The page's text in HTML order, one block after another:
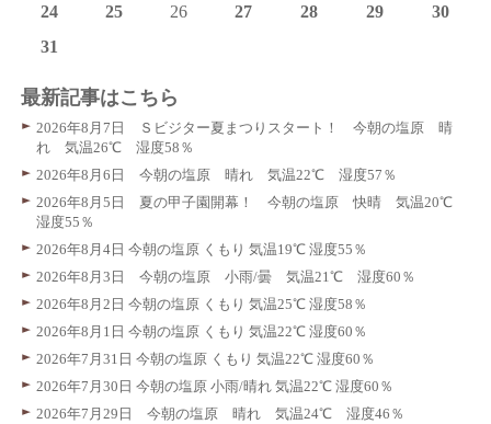
24
25 26 27 28 29
30
31
最新記事はこちら
2026年8月7日 Ｓビジター夏まつりスタート！ 今朝の塩原 晴
れ 気温26℃ 湿度58％
2026年8月6日 今朝の塩原 晴れ 気温22℃ 湿度57％
2026年8月5日 夏の甲子園開幕！ 今朝の塩原 快晴 気温20℃
湿度55％
2026年8月4日 今朝の塩原 くもり 気温19℃ 湿度55％
2026年8月3日 今朝の塩原 小雨/曇 気温21℃ 湿度60％
2026年8月2日 今朝の塩原 くもり 気温25℃ 湿度58％
2026年8月1日 今朝の塩原 くもり 気温22℃ 湿度60％
2026年7月31日 今朝の塩原 くもり 気温22℃ 湿度60％
2026年7月30日 今朝の塩原 小雨/晴れ 気温22℃ 湿度60％
2026年7月29日 今朝の塩原 晴れ 気温24℃ 湿度46％